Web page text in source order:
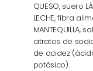
QUESO, suero
LECHE, fibra
MANTEQUILLA,
citratos de
de acidez
potásico).